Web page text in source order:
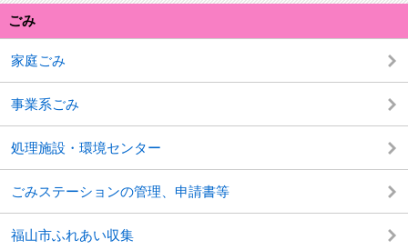
ごみ
家庭ごみ
事業系ごみ
処理施設・環境センター
ごみステーションの管理、申請書等
福山市ふれあい収集